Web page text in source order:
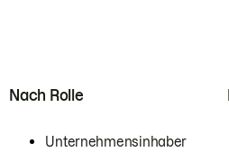
Nach Rolle
Unternehmensinhaber